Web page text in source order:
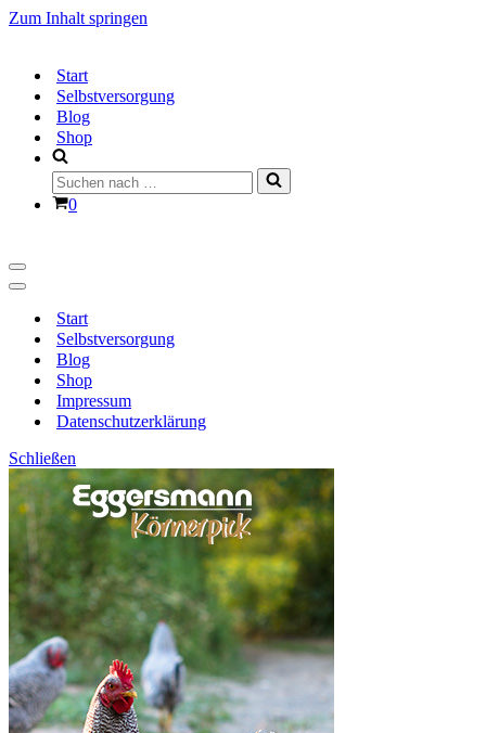
Zum Inhalt springen
Start
Selbstversorgung
Blog
Shop
Suchen
nach …
Warenkorb
0
Navigationsmenü
Navigationsmenü
Start
Selbstversorgung
Blog
Shop
Impressum
Datenschutzerklärung
Schließen